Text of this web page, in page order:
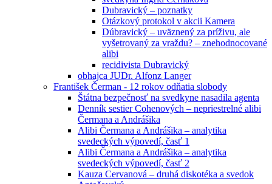
Dubravický – poznatky
Otázkový protokol v akcii Kamera
Dúbravický – uväznený za príživu, ale
vyšetrovaný za vraždu? – znehodnocované
alibi
recidivista Dubravický
obhajca JUDr. Alfonz Langer
František Čerman - 12 rokov odňatia slobody
Štátna bezpečnosť na svedkyne nasadila agenta
Denník sestier Cohenových – nepriestrelné alibi
Čermana a Andrášika
Alibi Čermana a Andrášika – analytika
svedeckých výpovedí, časť 1
Alibi Čermana a Andrášika – analytika
svedeckých výpovedí, časť 2
Kauza Cervanová – druhá diskotéka a svedok